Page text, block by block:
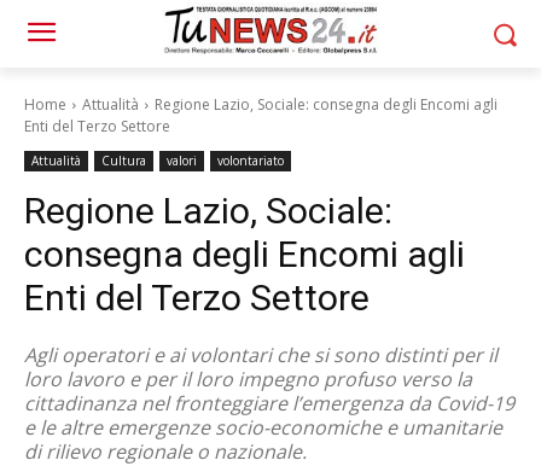
Home Attualità
Regione Lazio, Sociale: consegna degli Encomi agli
Enti del Terzo Settore
Attualità Cultura valori volontariato
Regione Lazio, Sociale:
consegna degli Encomi agli
Enti del Terzo Settore
Agli operatori e ai volontari che si sono distinti per il
loro lavoro e per il loro impegno profuso verso la
cittadinanza nel fronteggiare l’emergenza da Covid-19
e le altre emergenze socio-economiche e umanitarie
di rilievo regionale o nazionale.